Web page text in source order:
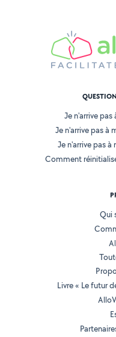
Je n'arrive
Je n'arrive pas à
Je n'arrive pas
Comment
Qui
Livre « Le futur